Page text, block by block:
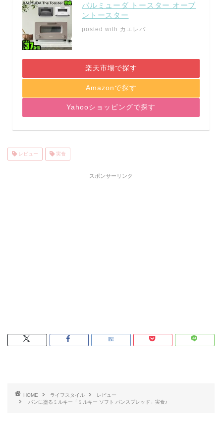
バルミューダ トースター オーブ
ントースター
posted with カエレバ
楽天市場で探す
Amazonで探す
Yahooショッピングで探す
レビュー 実食
スポンサーリンク
HOME ライフスタイル
レビュー
パンに塗るミルキー「ミルキー ソフト パンスプレッド」実食♪